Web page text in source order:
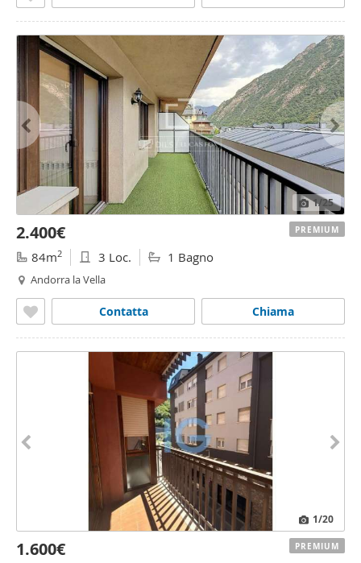
1/25
2.400€
84m2 3 Loc. 1 Bagno
Andorra la Vella
Chiama
Contatta
PREMIUM
1/20
1.600€ PREMIUM